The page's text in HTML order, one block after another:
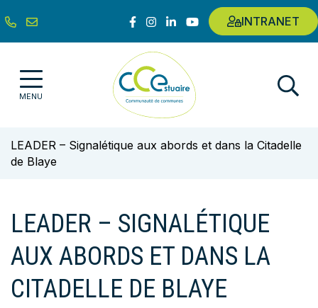
au
contenu
Lien vers le compte Facebook
Lien vers le compte Instagram
Lien vers le compte Linkedin
Lien vers la chaîne Youtube
INTRANET
MENU Communauté de communes de
LEADER – Signalétique aux abords et dans la Citadelle
de Blaye
LEADER – SIGNALÉTIQUE
AUX ABORDS ET DANS LA
CITADELLE DE BLAYE